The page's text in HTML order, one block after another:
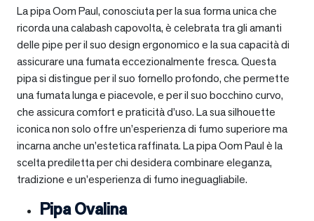
La pipa Oom Paul, conosciuta per la sua forma unica che
ricorda una calabash capovolta, è celebrata tra gli amanti
delle pipe per il suo design ergonomico e la sua capacità di
assicurare una fumata eccezionalmente fresca. Questa
pipa si distingue per il suo fornello profondo, che permette
una fumata lunga e piacevole, e per il suo bocchino curvo,
che assicura comfort e praticità d’uso. La sua silhouette
iconica non solo offre un’esperienza di fumo superiore ma
incarna anche un’estetica raffinata. La pipa Oom Paul è la
scelta prediletta per chi desidera combinare eleganza,
tradizione e un’esperienza di fumo ineguagliabile.
Pipa Ovalina